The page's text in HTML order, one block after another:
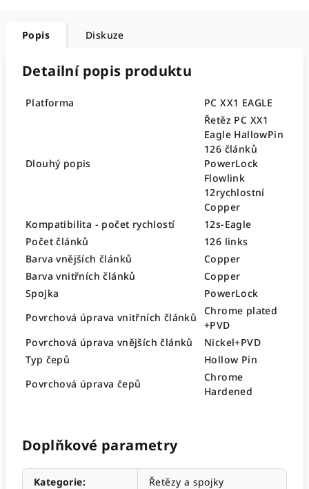
Popis Diskuze
Detailní popis produktu
Platforma PC XX1 EAGLE
Dlouhý popis
Řetěz PC XX1
Eagle HallowPin
126 článků
PowerLock
Flowlink
12rychlostní
Copper
Kompatibilita - počet rychlostí
12s-Eagle
Počet článků
126 links
Barva vnějších článků
Copper
Barva vnitřních článků
Copper
Spojka
PowerLock
Povrchová úprava vnitřních článků
Chrome plated
+PVD
Povrchová úprava vnějších článků
Nickel+PVD
Typ čepů
Hollow Pin
Povrchová úprava čepů
Chrome
Hardened
Doplňkové parametry
Kategorie:
Řetězy a spojky